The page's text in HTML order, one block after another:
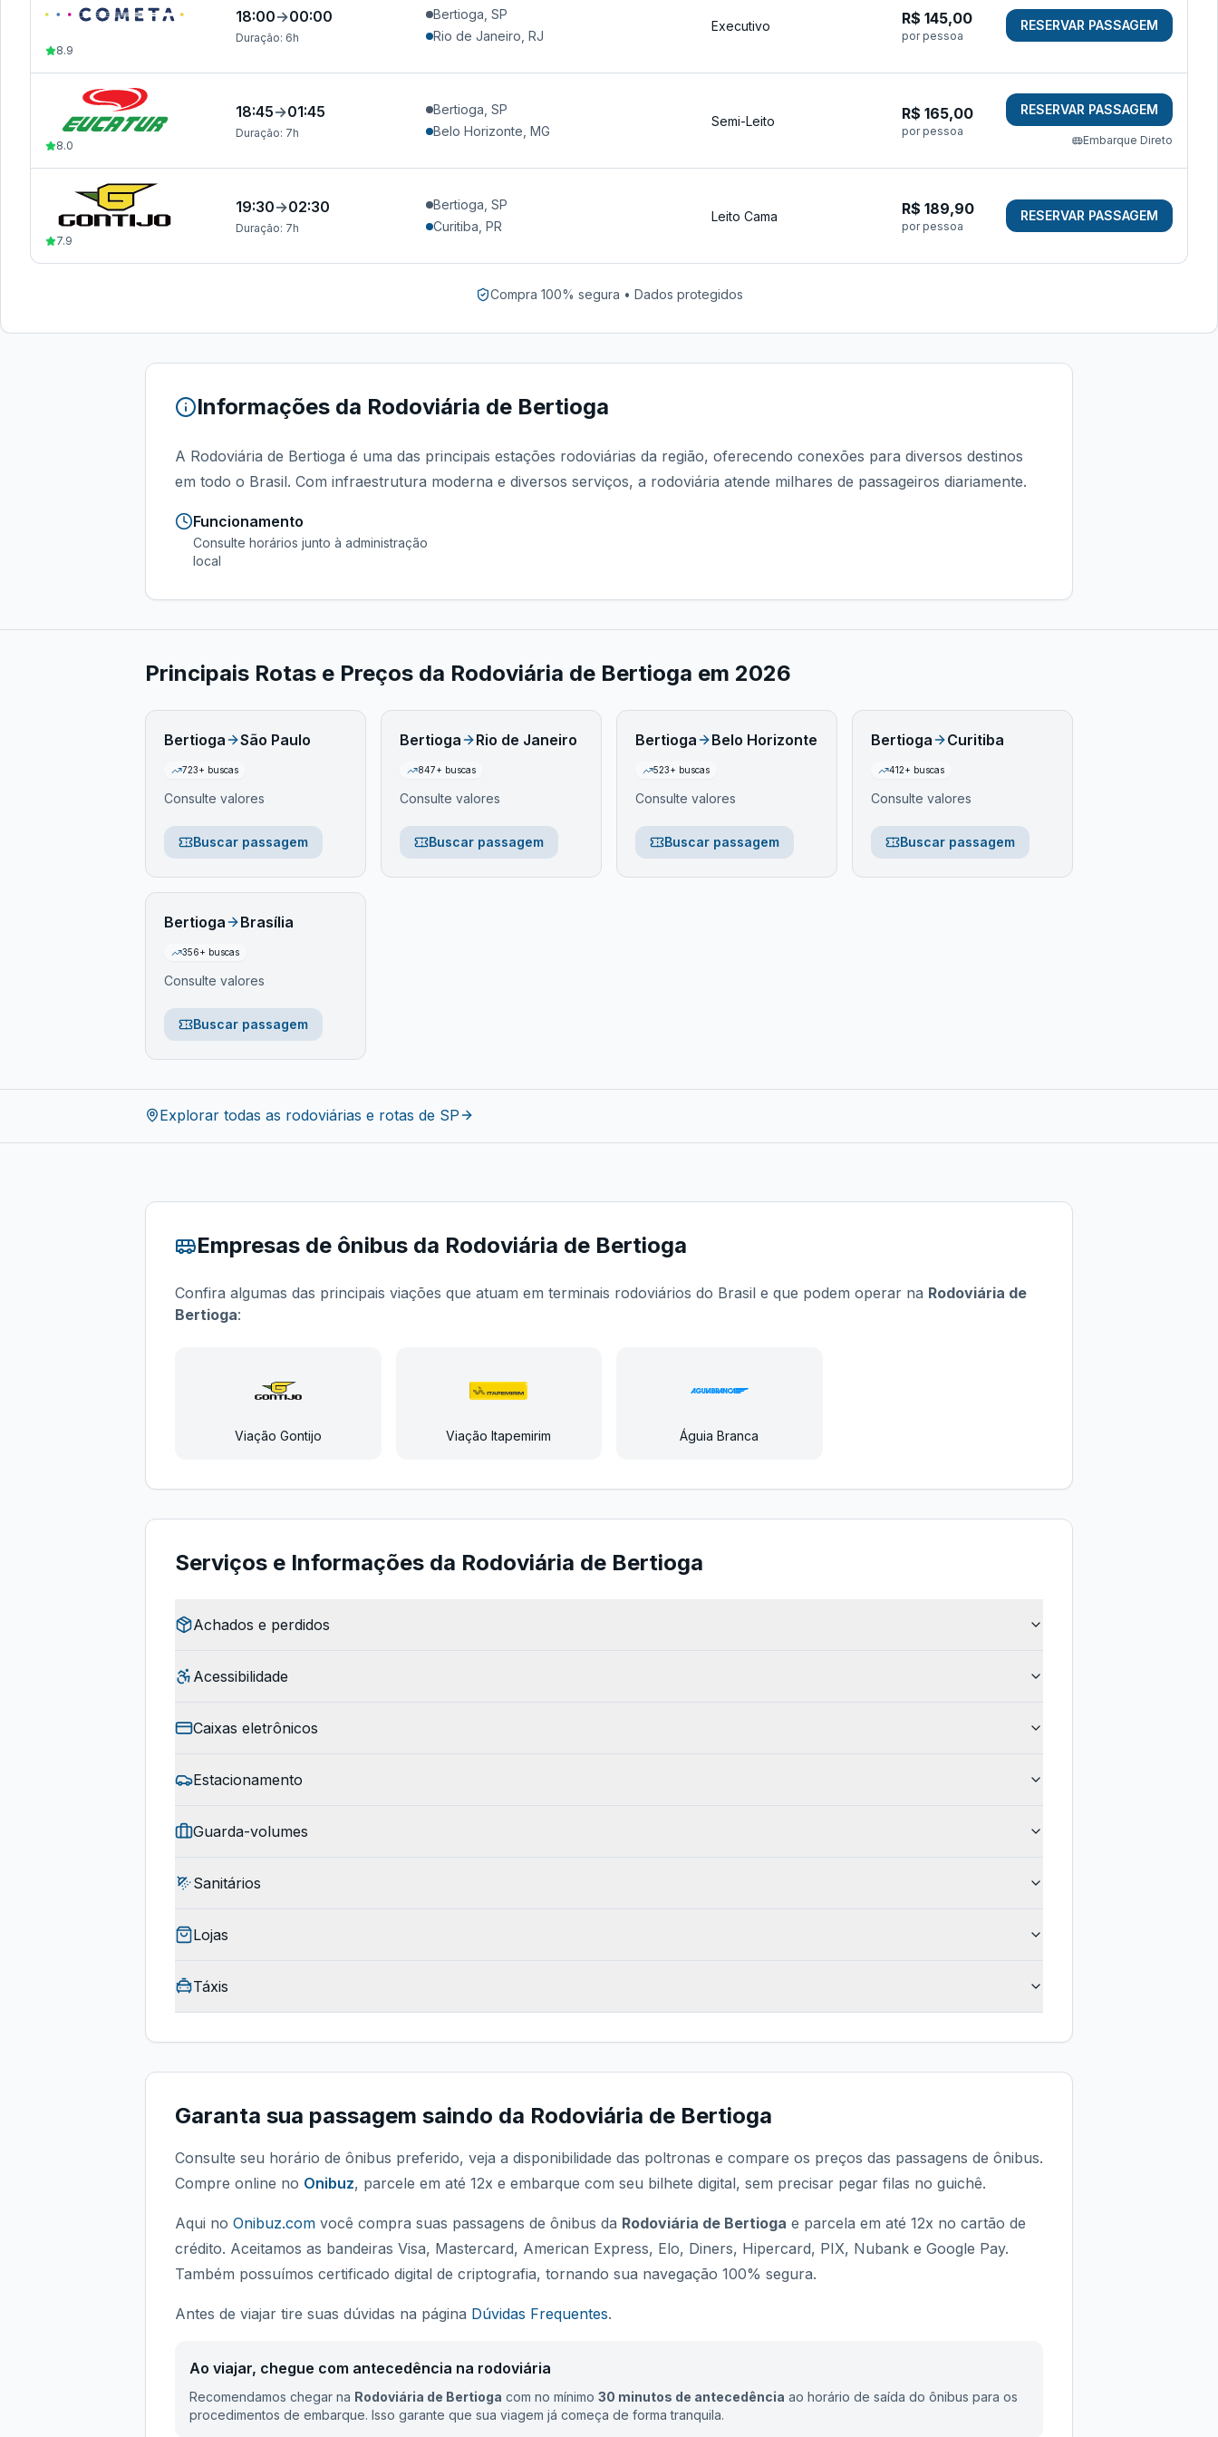
8.9
18:00→00:00
Duração: 6h
Bertioga, SP
Rio de Janeiro, RJ
Executivo R$ 145,00
por pessoa
RESERVAR PASSAGEM
8.0
18:45→01:45
Duração: 7h
Bertioga, SP
Belo Horizonte, MG
Semi-Leito R$ 165,00
por pessoa
RESERVAR PASSAGEM
Embarque Direto
7.9
19:30→02:30
Duração: 7h
Bertioga, SP
Curitiba, PR
Leito Cama R$ 189,90
por pessoa
RESERVAR PASSAGEM
Compra 100% segura • Dados protegidos
Informações da Rodoviária de Bertioga
A Rodoviária de Bertioga é uma das principais estações rodoviárias da região, oferecendo conexões para diversos destinos
em todo o Brasil. Com infraestrutura moderna e diversos serviços, a rodoviária atende milhares de passageiros diariamente.
Funcionamento
Consulte horários junto à administração
local
Principais Rotas e Preços da Rodoviária de Bertioga em 2026
Bertioga São Paulo
723+ buscas
Consulte valores
Buscar passagem
Bertioga Rio de Janeiro
847+ buscas
Consulte valores
Buscar passagem
Bertioga Belo Horizonte
523+ buscas
Consulte valores
Buscar passagem
Bertioga Curitiba
412+ buscas
Consulte valores
Buscar passagem
Bertioga Brasília
356+ buscas
Consulte valores
Buscar passagem
Explorar todas as rodoviárias e rotas de SP
Empresas de ônibus da Rodoviária de Bertioga
Confira algumas das principais viações que atuam em terminais rodoviários do Brasil e que podem operar na Rodoviária de
Bertioga:
Viação Gontijo Viação Itapemirim Águia Branca
Serviços e Informações da Rodoviária de Bertioga
Achados e perdidos
Acessibilidade
Caixas eletrônicos
Estacionamento
Guarda-volumes
Sanitários
Lojas
Táxis
Garanta sua passagem saindo da Rodoviária de Bertioga
Consulte seu horário de ônibus preferido, veja a disponibilidade das poltronas e compare os preços das passagens de ônibus.
Compre online no Onibuz, parcele em até 12x e embarque com seu bilhete digital, sem precisar pegar filas no guichê.
Aqui no Onibuz.com você compra suas passagens de ônibus da Rodoviária de Bertioga e parcela em até 12x no cartão de
crédito. Aceitamos as bandeiras Visa, Mastercard, American Express, Elo, Diners, Hipercard, PIX, Nubank e Google Pay.
Também possuímos certificado digital de criptografia, tornando sua navegação 100% segura.
Antes de viajar tire suas dúvidas na página Dúvidas Frequentes.
Ao viajar, chegue com antecedência na rodoviária
Recomendamos chegar na Rodoviária de Bertioga com no mínimo 30 minutos de antecedência ao horário de saída do ônibus para os
procedimentos de embarque. Isso garante que sua viagem já começa de forma tranquila.